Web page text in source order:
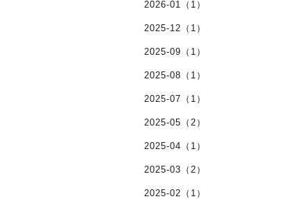
2026-01（1）
2025-12（1）
2025-09（1）
2025-08（1）
2025-07（1）
2025-05（2）
2025-04（1）
2025-03（2）
2025-02（1）